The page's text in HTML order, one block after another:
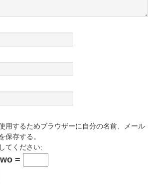
用するためブラウザーに自分の名前、メール
保存する。
てください:
=